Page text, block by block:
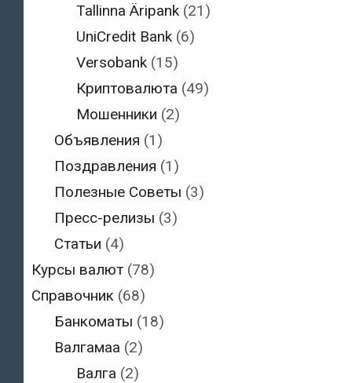
Tallinna Äripank (21)
UniCredit Bank (6)
Versobank (15)
Криптовалюта (49)
Мошенники (2)
Объявления (1)
Поздравления (1)
Полезные Советы (3)
Пресс-релизы (3)
Статьи (4)
Курсы валют (78)
Справочник (68)
Банкоматы (18)
Валгамаа (2)
Валга (2)